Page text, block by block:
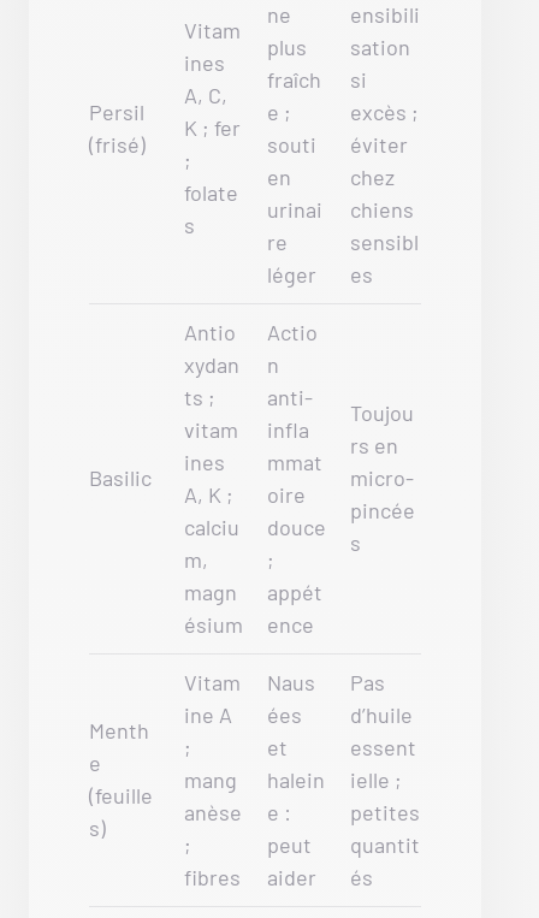
Persil
(frisé)
Vitam
ines
A, C,
K ; fer
;
folate
s
ne
plus
fraîch
e ;
souti
en
urinai
re
léger
ensibili
sation
si
excès ;
éviter
chez
chiens
sensibl
es
Basilic
Antio
xydan
ts ;
vitam
ines
A, K ;
calciu
m,
magn
ésium
Actio
n
anti-
infla
mmat
oire
douce
;
appét
ence
Toujou
rs en
micro-
pincée
s
Menth
e
(feuille
s)
Vitam
ine A
;
mang
anèse
;
fibres
Naus
ées
et
halein
e :
peut
aider
Pas
d’huile
essent
ielle ;
petites
quantit
és